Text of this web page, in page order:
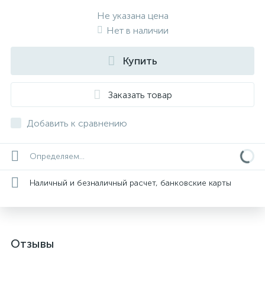
Не указана цена
Нет в наличии
Купить
Заказать товар
Добавить к сравнению
Определяем...
Наличный и безналичный расчет, банковские карты
Отзывы